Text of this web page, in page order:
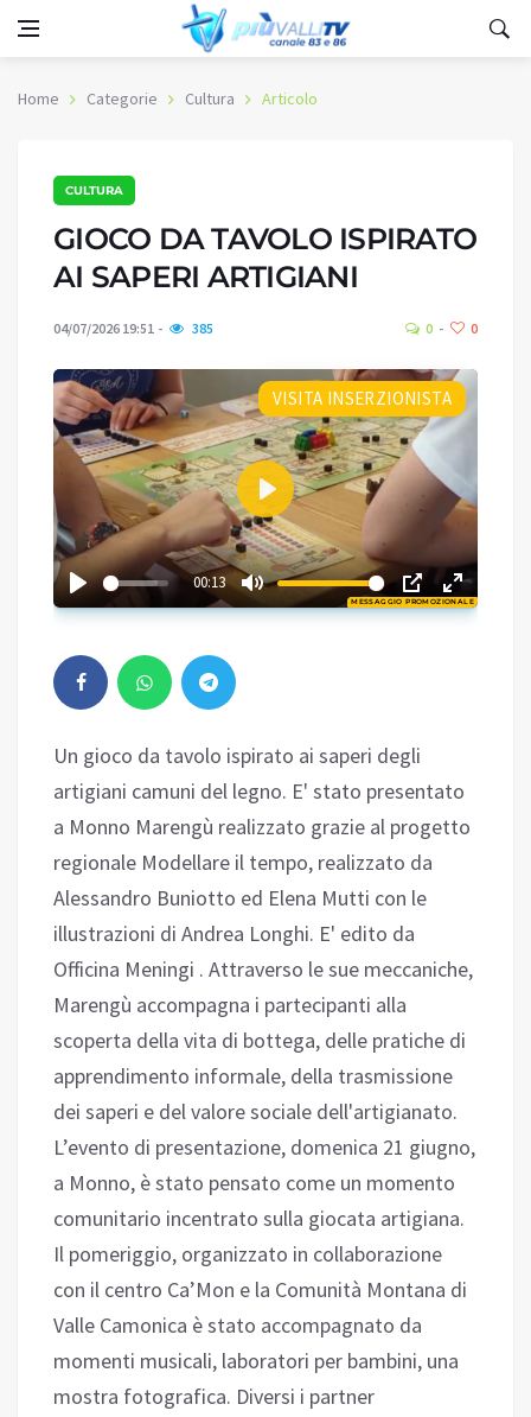
Home Categorie Cultura Articolo
CULTURA
GIOCO DA TAVOLO ISPIRATO
AI SAPERI ARTIGIANI
04/07/2026 19:51 385 0 0
MESSAGGIO PROMOZIONALE
VISITA INSERZIONISTA
00:13
Play
02:56
Un gioco da tavolo ispirato ai saperi degli
artigiani camuni del legno. E' stato presentato
a Monno Marengù realizzato grazie al progetto
regionale Modellare il tempo, realizzato da
Alessandro Buniotto ed Elena Mutti con le
illustrazioni di Andrea Longhi. E' edito da
Officina Meningi . Attraverso le sue meccaniche,
Marengù accompagna i partecipanti alla
scoperta della vita di bottega, delle pratiche di
apprendimento informale, della trasmissione
dei saperi e del valore sociale dell'artigianato.
L’evento di presentazione, domenica 21 giugno,
a Monno, è stato pensato come un momento
comunitario incentrato sulla giocata artigiana.
Il pomeriggio, organizzato in collaborazione
con il centro Ca’Mon e la Comunità Montana di
Valle Camonica è stato accompagnato da
momenti musicali, laboratori per bambini, una
mostra fotografica. Diversi i partner